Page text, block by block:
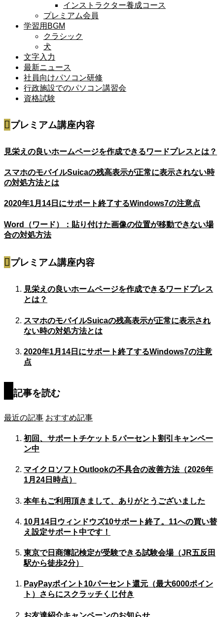
インストラクター養成コース
プレミアム会員
学習用BGM
クラシック
犬
文字入力
最新ニュース
社員向けパソコン研修
行政施設でのパソコン講習会
資格試験
プレミアム講座内容
見栄えの良いホームページを作成できるワードプレスとは？
スマホのモバイルSuicaの残高表示が正常に表示されない時
の対処方法とは
2020年1月14日にサポート終了するWindows7の注意点
Word（ワード）：貼り付けた画像の位置が移動できない場
合の対処方法
プレミアム講座内容
見栄えの良いホームページを作成できるワードプレス
とは？
スマホのモバイルSuicaの残高表示が正常に表示され
ない時の対処方法とは
2020年1月14日にサポート終了するWindows7の注意
点
記事を読む
最近の記事 おすすめ記事
初回、サポートチケット５パーセント割引キャンペー
ン中
マイクロソフトOutlookの不具合の改善方法（2026年
1月24日時点）
本年もご利用頂きまして、ありがとうございました
10月14日ウィンドウズ10サポート終了。11への買い替
え設定サポート中です！
東京で日商簿記検定が受験できる試験会場（JR五反田
駅から徒歩2分）
PayPayポイント10パーセント還元（最大6000ポイン
ト）さらにスクラッチくじ付き
お友達紹介キャンペーンのお知らせ